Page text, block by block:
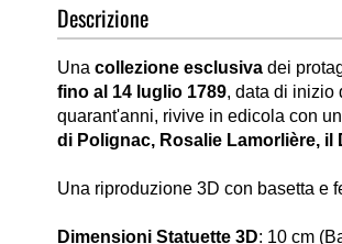
galleria
di
immagini
Descrizione
Una collezione esclusiva dei
fino al 14 luglio 1789, data di inizio
quarant'anni, rivive in edicola con
di Polignac, Rosalie Lamorlière, il
Una riproduzione 3D con basetta e
Dimensioni Statuette 3D: 10 cm